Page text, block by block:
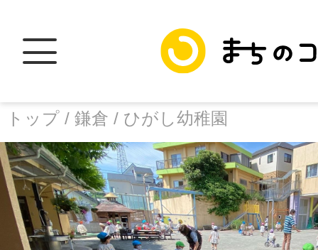
トップ / 鎌倉 / ひがし幼稚園
facebook トップ